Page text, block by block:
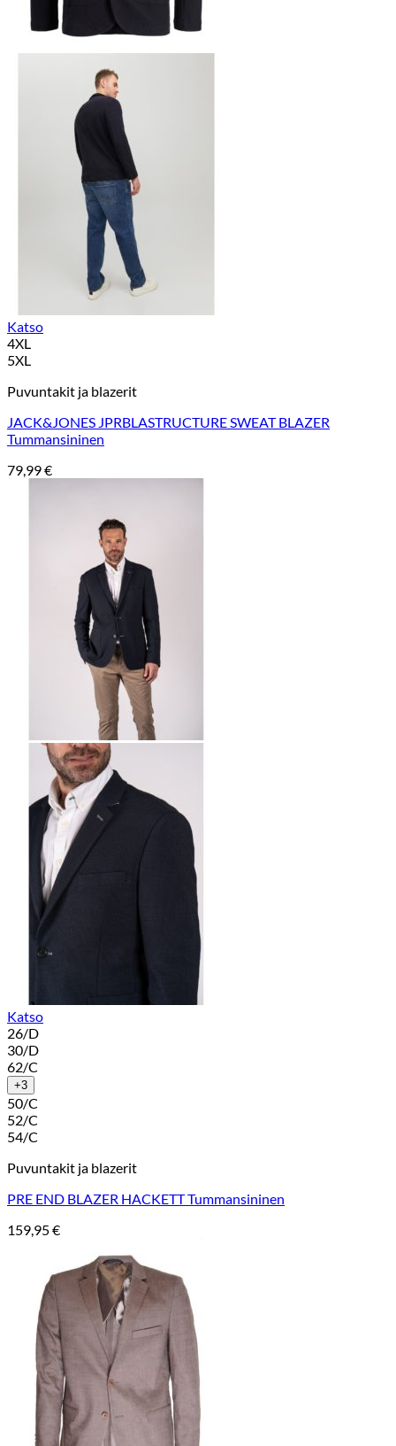
Katso
4XL
5XL
Puvuntakit ja blazerit
JACK&JONES JPRBLASTRUCTURE SWEAT BLAZER
Tummansininen
79,99€
Katso
26/D
30/D
62/C
+3
50/C
52/C
54/C
Puvuntakit ja blazerit
PRE END BLAZER HACKETT Tummansininen
159,95€